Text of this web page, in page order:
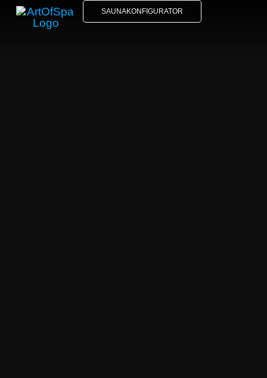
SAUNAKONFIGURATOR